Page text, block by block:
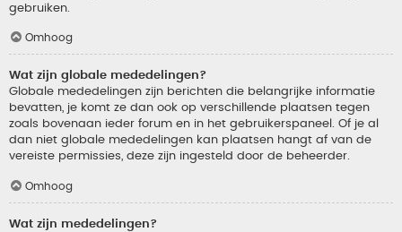
gebruiken.
Omhoog
Wat zijn globale mededelingen?
Globale mededelingen zijn berichten die belangrijke informatie
bevatten, je komt ze dan ook op verschillende plaatsen tegen
zoals bovenaan ieder forum en in het gebruikerspaneel. Of je al
dan niet globale mededelingen kan plaatsen hangt af van de
vereiste permissies, deze zijn ingesteld door de beheerder.
Omhoog
Wat zijn mededelingen?